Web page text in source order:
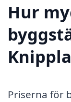
Hur
Priserna för